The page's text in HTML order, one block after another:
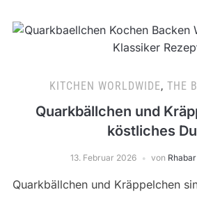
KITCHEN WORLDWIDE, THE
Quarkbällchen und
köstliches
13. Februar 2026 von
Quarkbällchen und Kräppelchen